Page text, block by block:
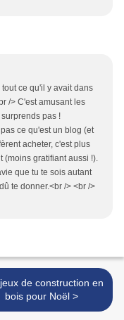
ce qu'il y avait dans
/> C'est amusant les
pas !
ce qu'est un blog (et
acheter, c'est plus
(moins gratifiant aussi !).
que tu te sois autant
te donner.<br /> <br />
de construction en
bois pour Noël >